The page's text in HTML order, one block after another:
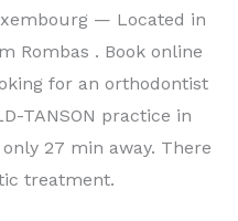
— Located in
Rombas . Book online
for an orthodontist
TANSON practice in
27 min away. There
treatment.